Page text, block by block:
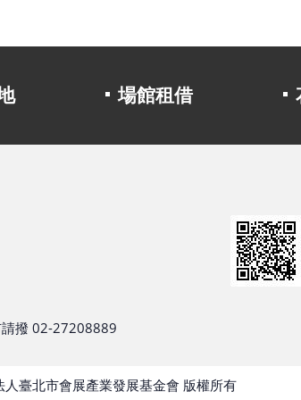
場館租借
請撥 02-27208889
人臺北市會展產業發展基金會 版權所有